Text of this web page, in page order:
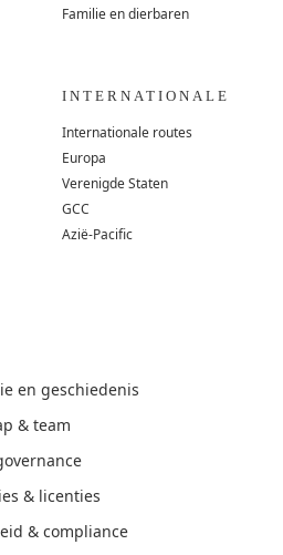
Familie en dierbaren
INTERNATIONALE
Internationale routes
Europa
Verenigde Staten
GCC
Azië-Pacific
en geschiedenis
& team
& licenties
& compliance